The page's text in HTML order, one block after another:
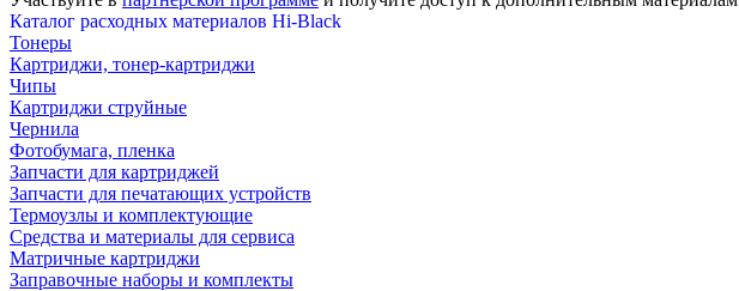
Каталог расходных материалов Hi-Black
Тонеры
Картриджи, тонер-картриджи
Чипы
Картриджи струйные
Чернила
Фотобумага, пленка
Запчасти для картриджей
Запчасти для печатающих устройств
Термоузлы и комплектующие
Средства и материалы для сервиса
Матричные картриджи
Заправочные наборы и комплекты